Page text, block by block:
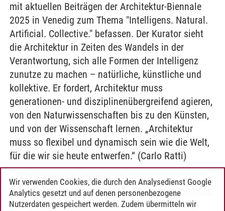
mit aktuellen Beiträgen der Architektur-Biennale
2025 in Venedig zum Thema "Intelligens. Natural.
Artificial. Collective." befassen. Der Kurator sieht
die Architektur in Zeiten des Wandels in der
Verantwortung, sich alle Formen der Intelligenz
zunutze zu machen – natürliche, künstliche und
kollektive. Er fordert, Architektur muss
generationen- und disziplinenübergreifend agieren,
von den Naturwissenschaften bis zu den Künsten,
und von der Wissenschaft lernen. „Architektur
muss so flexibel und dynamisch sein wie die Welt,
für die wir sie heute entwerfen.“ (Carlo Ratti)
Leuphana Bachelor-Minor
Raumwissenschaften (ab Studienbeginn WiSe
21/22)-Räumliche Planung in der Praxis
Wir verwenden Cookies, die durch den Analysedienst Google
Analytics gesetzt und auf denen personenbezogene
Nutzerdaten gespeichert werden. Zudem übermitteln wir